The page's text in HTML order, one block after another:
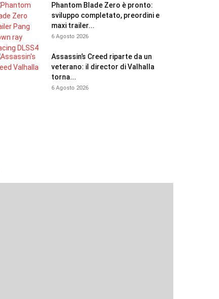
Phantom Blade Zero è pronto:
sviluppo completato, preordini e
maxi trailer...
6 Agosto 2026
Assassin’s Creed riparte da un
veterano: il director di Valhalla
torna...
6 Agosto 2026